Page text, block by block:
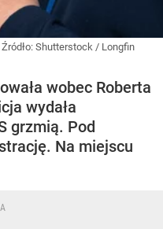
Źródło: Shutterstock / Longfin
wobec Roberta
wydała
grzmią. Pod
Na miejscu